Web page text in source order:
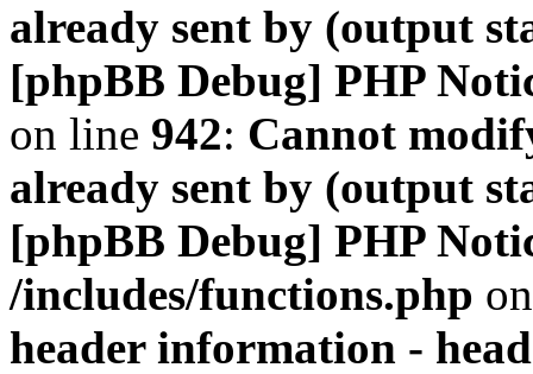
already sent by (output
[phpBB Debug] PHP
on line 942: Cannot
already sent by (output
[phpBB Debug] PHP
/includes/functions.php
header information -